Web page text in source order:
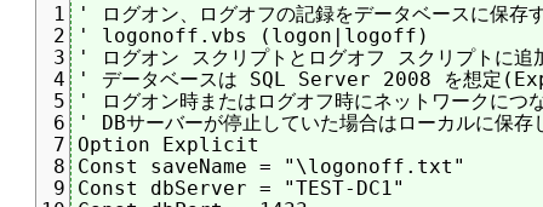
1
2
3
4
5
6
7
8
9
' ログオン、ログオフの記録をデータベースに保存
' logonoff.vbs (logon|logoff)
' ログオン スクリプトとログオフ スクリプトに追
' データベースは SQL Server 2008 を想定
' ログオン時またはログオフ時にネットワークにつ
' DBサーバーが停止していた場合はローカルに保存
Option Explicit
Const saveName = "\logonoff.txt"
Const dbServer = "TEST-DC1"